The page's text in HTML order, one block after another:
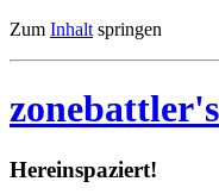
Zum Inhalt springen
Her­ein­spa­ziert!